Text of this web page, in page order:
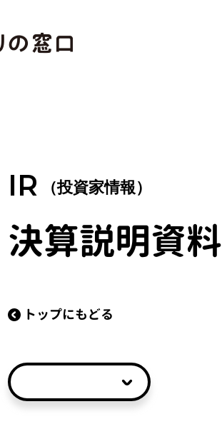
IR （投資家情報）
決算説明資料
トップにもどる